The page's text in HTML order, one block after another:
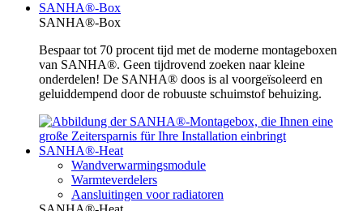
SANHA®-Box
SANHA®-Box
Bespaar tot 70 procent tijd met de moderne montageboxen
van SANHA®. Geen tijdrovend zoeken naar kleine
onderdelen! De SANHA® doos is al voorgeïsoleerd en
geluiddempend door de robuuste schuimstof behuizing.
SANHA®-Heat
Wandverwarmingsmodule
Warmteverdelers
Aansluitingen voor radiatoren